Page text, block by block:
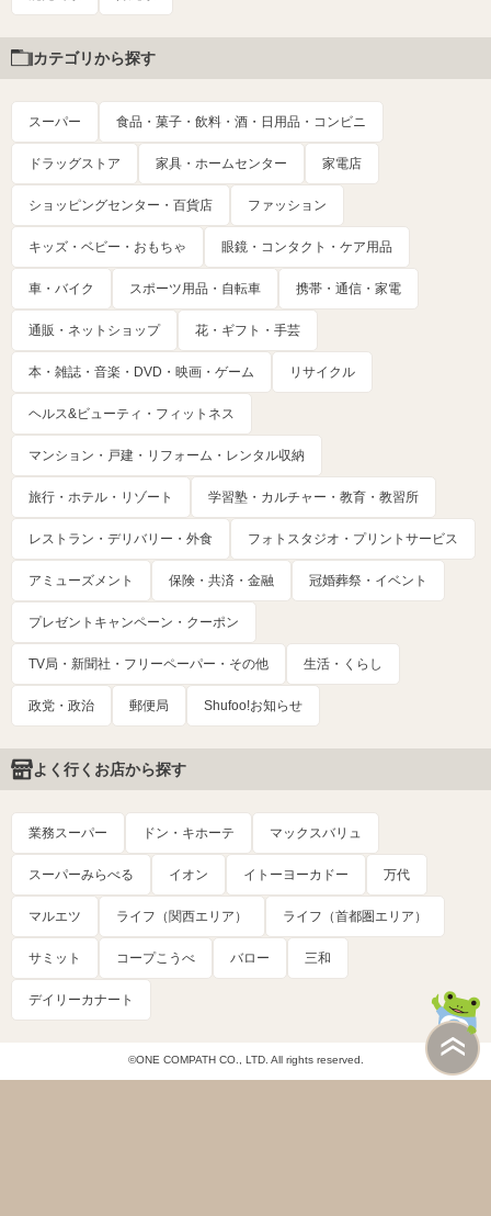
カテゴリから探す
スーパー 食品・菓子・飲料・酒・日用品・コンビニ
ドラッグストア 家具・ホームセンター 家電店
ショッピングセンター・百貨店 ファッション
キッズ・ベビー・おもちゃ 眼鏡・コンタクト・ケア用品
車・バイク スポーツ用品・自転車 携帯・通信・家電
通販・ネットショップ 花・ギフト・手芸
本・雑誌・音楽・DVD・映画・ゲーム リサイクル
ヘルス&ビューティ・フィットネス
マンション・戸建・リフォーム・レンタル収納
旅行・ホテル・リゾート 学習塾・カルチャー・教育・教習所
レストラン・デリバリー・外食 フォトスタジオ・プリントサービス
アミューズメント 保険・共済・金融 冠婚葬祭・イベント
プレゼントキャンペーン・クーポン
TV局・新聞社・フリーペーパー・その他 生活・くらし
政党・政治 郵便局 Shufoo!お知らせ
よく行くお店から探す
業務スーパー ドン・キホーテ マックスバリュ
スーパーみらべる イオン イトーヨーカドー 万代
マルエツ ライフ（関西エリア） ライフ（首都圏エリア）
サミット コープこうべ バロー 三和
デイリーカナート
©ONE COMPATH CO., LTD. All rights reserved.